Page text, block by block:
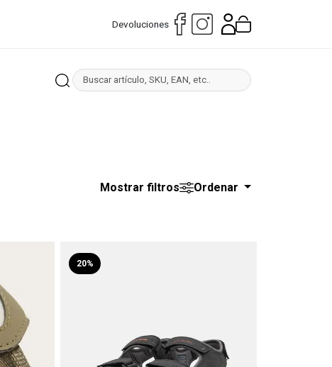
Devoluciones
Mostrar filtros Ordenar
20%